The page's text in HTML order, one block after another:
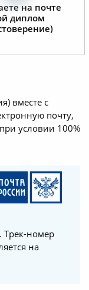
на почте
диплом
вместе с
почту,
условии 100%
Трек-номер
на